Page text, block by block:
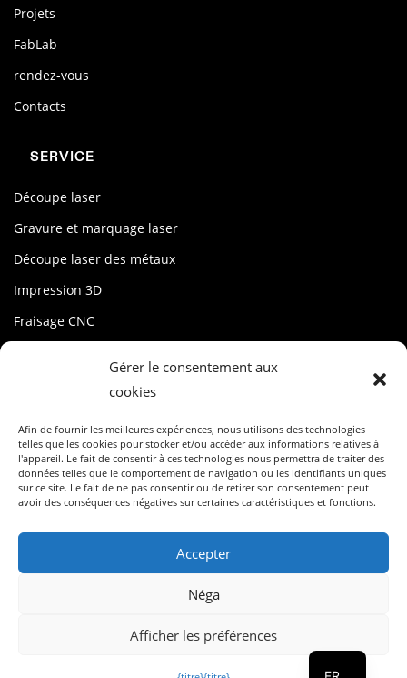
Gérer le consentement aux
cookies
Afin de fournir les meilleures expériences, nous utilisons des technologies
telles que les cookies pour stocker et/ou accéder aux informations relatives à
l'appareil. Le fait de consentir à ces technologies nous permettra de traiter des
données telles que le comportement de navigation ou les identifiants uniques
sur ce site. Le fait de ne pas consentir ou de retirer son consentement peut
avoir des conséquences négatives sur certaines caractéristiques et fonctions.
Accepter
Néga
Afficher les préférences
Projets
FabLab
rendez-vous
Contacts
SERVICE
Découpe laser
Gravure et marquage laser
Découpe laser des métaux
Impression 3D
Fraisage CNC
MON USINE
Compte
Conditions de service
Politique de confidentialité
Politique en matière de cookies (UE)
©2025 Digital Fabbrichetta srl | Via Carlo Boncompagni 57, 20139 Milan